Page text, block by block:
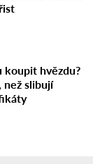
koupit hvězdu?
než slibují